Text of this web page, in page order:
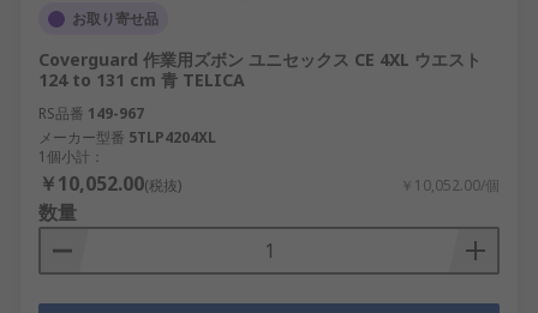
お取り寄せ品
Coverguard 作業用ズボン ユニセックス CE 4XL ウエスト
124 to 131 cm 青 TELICA
RS品番 149-967
メーカー型番 5TLP4204XL
1個小計：
￥10,052.00(税抜) ￥10,052.00/個
数量